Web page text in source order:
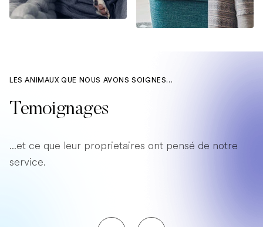
LES ANIMAUX QUE NOUS AVONS SOIGNES...
Temoignages
...et ce que leur proprietaires ont pensé de notre
service.